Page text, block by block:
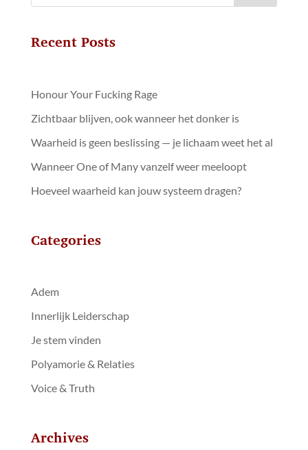
Recent Posts
Honour Your Fucking Rage
Zichtbaar blijven, ook wanneer het donker is
Waarheid is geen beslissing — je lichaam weet het al
Wanneer One of Many vanzelf weer meeloopt
Hoeveel waarheid kan jouw systeem dragen?
Categories
Adem
Innerlijk Leiderschap
Je stem vinden
Polyamorie & Relaties
Voice & Truth
Archives